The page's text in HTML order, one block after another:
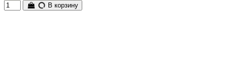
В корзину